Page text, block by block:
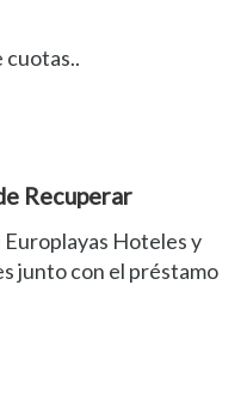
cuotas..
Recuperar
Hoteles y
junto con el préstamo